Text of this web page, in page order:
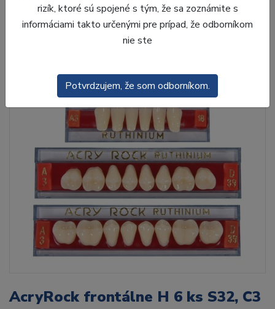
AcryRock frontálne H 6 ks S32, C3
rizík, ktoré sú spojené s tým, že sa zoznámite s
informáciami takto určenými pre prípad, že odborníkom
nie ste
Potvrdzujem, že som odborníkom.